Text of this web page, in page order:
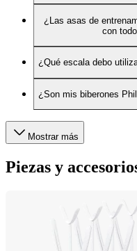
¿Las asas de
con
¿Qué escala debo
¿Son mis biberones
Mostrar más
Piezas y